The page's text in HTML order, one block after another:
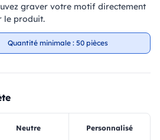
graver votre motif directement
le produit.
Quantité minimale : 50 pièces
Neutre Personnalisé